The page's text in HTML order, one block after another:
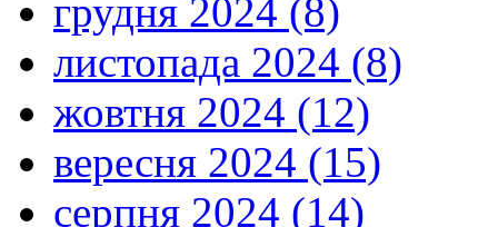
грудня 2024 (8)
листопада 2024 (8)
жовтня 2024 (12)
вересня 2024 (15)
серпня 2024 (14)